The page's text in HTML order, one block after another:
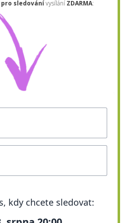
pro sledovánívysílání ZDARMA: